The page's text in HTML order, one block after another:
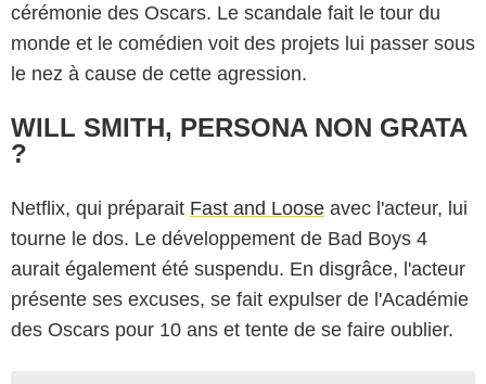
cérémonie des Oscars. Le scandale fait le tour du
monde et le comédien voit des projets lui passer sous
le nez à cause de cette agression.
WILL SMITH, PERSONA NON GRATA
?
Netflix, qui préparait Fast and Loose avec l'acteur, lui
tourne le dos. Le développement de Bad Boys 4
aurait également été suspendu. En disgrâce, l'acteur
présente ses excuses, se fait expulser de l'Académie
des Oscars pour 10 ans et tente de se faire oublier.